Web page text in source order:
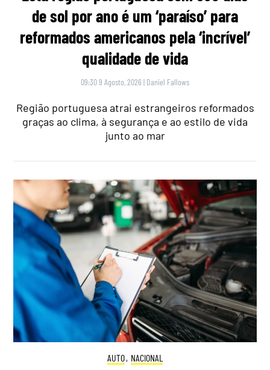
de sol por ano é um ‘paraíso’ para
reformados americanos pela ‘incrível’
qualidade de vida
09:30 9 Agosto, 2026 | Daniel Fallows
Região portuguesa atrai estrangeiros reformados
graças ao clima, à segurança e ao estilo de vida
junto ao mar
AUTO, NACIONAL